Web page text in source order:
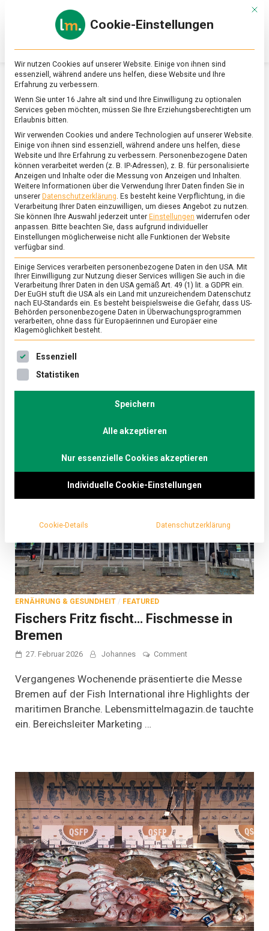
Online-
Magazin
zu
&
Ernährung
SCHLAGWORT:MEERESFRÜCHTE
ERNÄHRUNG & GESUNDHEIT /FEATURED
Porto, mehr als Portwein
17. April 2026 Johannes
Porto,
Klippfisch, Kutteln, Ölsardinen – muss nicht sein? In
Porto auf jeden Fall! Die Stadt im Norden Portugals
ERNÄHRUNG & GESUNDHEIT / FEATURED
Fischers Fritz fischt… Fischmesse in
Bremen
27. Februar 2026 Johannes Commenton
Fritz
fischt…
Fischmesse
in
Vergangenes Wochenende präsentierte die Messe
Bremen auf der Fish International ihre Highlights der
maritimen Branche. Lebensmittelmagazin.de tauchte
ein. Bereichsleiter Marketing …
Mit
Cookie-Einstellungen
Wir nutzen Cookies auf unserer Website. Einige von ihnen sind
essenziell, während andere uns helfen, diese Website und Ihre
Erfahrung zu verbessern.
Wenn Sie unter 16 Jahre alt sind und Ihre Einwilligung zu optionalen
Services geben möchten, müssen Sie Ihre Erziehungsberechtigten um
Erlaubnis bitten.
Wir verwenden Cookies und andere Technologien auf unserer Website.
Einige von ihnen sind essenziell, während andere uns helfen, diese
Website und Ihre Erfahrung zu verbessern. Personenbezogene Daten
können verarbeitet werden (z. B. IP-Adressen), z. B. für personalisierte
Anzeigen und Inhalte oder die Messung von Anzeigen und Inhalten.
Weitere Informationen über die Verwendung Ihrer Daten finden Sie in
unserer Datenschutzerklärung. Es besteht keine Verpflichtung, in die
Verarbeitung Ihrer Daten einzuwilligen, um dieses Angebot zu nutzen.
Sie können Ihre Auswahl jederzeit unter Einstellungen widerrufen oder
anpassen. Bitte beachten Sie, dass aufgrund individueller
Einstellungen möglicherweise nicht alle Funktionen der Website
verfügbar sind.
Einige Services verarbeiten personenbezogene Daten in den USA. Mit
Ihrer Einwilligung zur Nutzung dieser Services willigen Sie auch in die
Verarbeitung Ihrer Daten in den USA gemäß Art. 49 (1) lit. a GDPR ein.
Der EuGH stuft die USA als ein Land mit unzureichendem Datenschutz
nach EU-Standards ein. Es besteht beispielsweise die Gefahr, dass US-
Behörden personenbezogene Daten in Überwachungsprogrammen
verarbeiten, ohne dass für Europäerinnen und Europäer eine
Klagemöglichkeit besteht.
Es folgt eine Liste der Service-Gruppen, für die eine
Essenziell
Statistiken
Speichern
Alle akzeptieren
Nur essenzielle Cookies akzeptieren
Individuelle Cookie-Einstellungen
Cookie-Details Datenschutzerklärung